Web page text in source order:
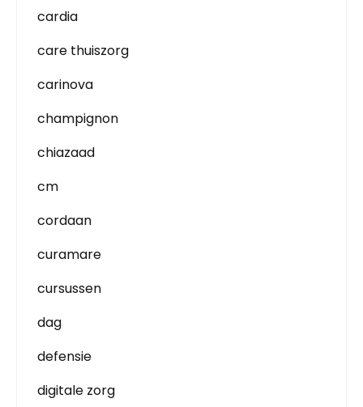
cardia
care thuiszorg
carinova
champignon
chiazaad
cm
cordaan
curamare
cursussen
dag
defensie
digitale zorg